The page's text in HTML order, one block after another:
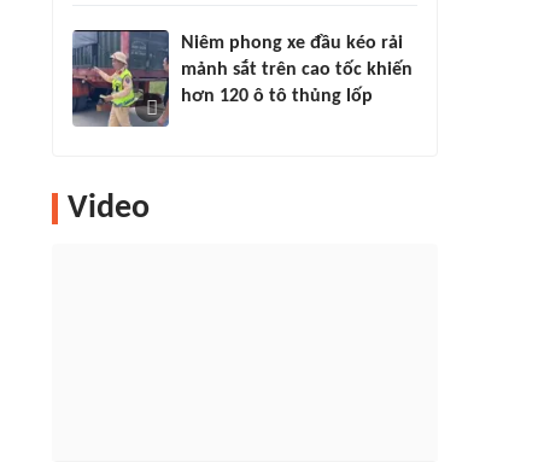
Niêm phong xe đầu kéo rải
mảnh sắt trên cao tốc khiến
hơn 120 ô tô thủng lốp
Video